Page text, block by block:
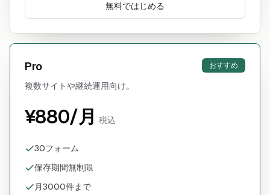
無料ではじめる
Pro
複数サイトや継続運用向け。
おすすめ
¥880/月 税込
30フォーム
保存期間無制限
月3000件まで